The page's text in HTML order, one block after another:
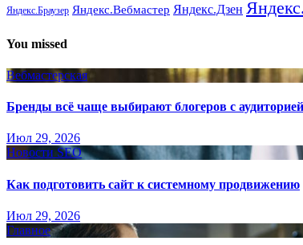
Яндекс.Браузер Яндекс.Вебмастер Яндекс.Дзен
You missed
Вебмастерская
Бренды всё чаще выбирают блогеров с
Июл 29, 2026
Новости SEO
Как подготовить сайт к системному продвижению
Июл 29, 2026
Главное